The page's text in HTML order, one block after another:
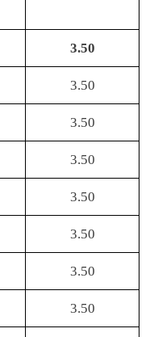
3.50
3.50
3.50
3.50
3.50
3.50
3.50
3.50